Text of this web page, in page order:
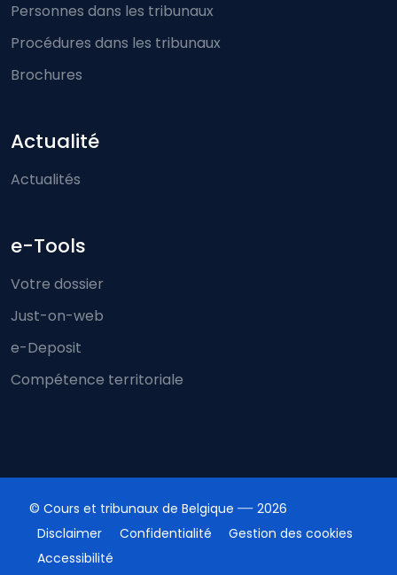
Personnes dans les tribunaux
Procédures dans les tribunaux
Brochures
Actualité
Actualités
e-Tools
Votre dossier
Just-on-web
e-Deposit
Compétence territoriale
© Cours et tribunaux de Belgique
2026
Disclaimer
Confidentialité
Gestion des cookies
Accessibilité